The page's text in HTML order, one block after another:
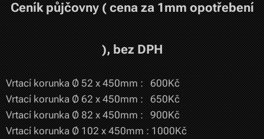
Ceník půjčovny ( cena za 1mm opotřebení
), bez DPH
Vrtací korunka Ø 52 x 450mm : 600Kč
Vrtací korunka Ø 62 x 450mm : 650Kč
Vrtací korunka Ø 82 x 450mm : 900Kč
Vrtací korunka Ø 102 x 450mm : 1000Kč